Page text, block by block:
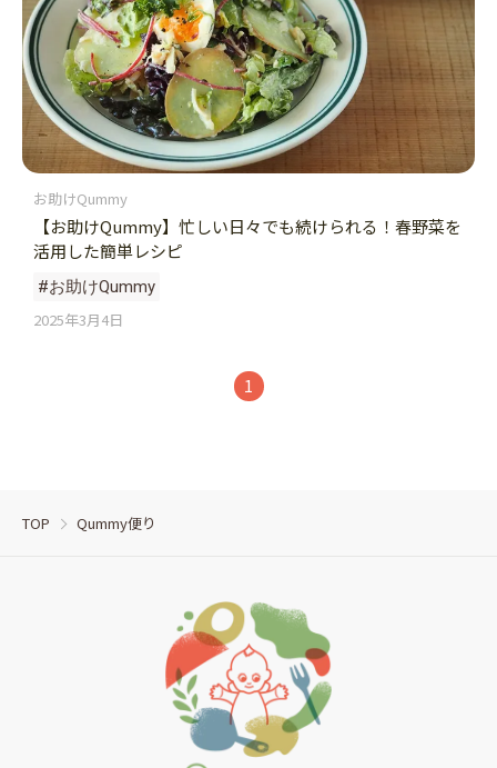
お助けQummy
【お助けQummy】忙しい日々でも続けられる！春野菜を
活用した簡単レシピ
#お助けQummy
2025年3月4日
1
TOP Qummy便り